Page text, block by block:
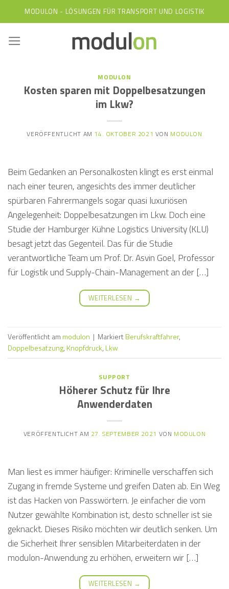
to
content
MODULON - LÖSUNGEN FÜR TRANSPORT UND LOGISTIK
MODULON
Kosten sparen mit Doppelbesatzungen
im Lkw?
VERÖFFENTLICHT AM 14. OKTOBER 2021 VON MODULON
Beim Gedanken an Personalkosten klingt es erst einmal
nach einer teuren, angesichts des immer deutlicher
spürbaren Fahrermangels sogar quasi luxuriösen
Angelegenheit: Doppelbesatzungen im Lkw. Doch eine
Studie der Hamburger Kühne Logistics University (KLU)
besagt jetzt das Gegenteil. Das für die Studie
verantwortliche Team um Prof. Dr. Asvin Goel, Professor
für Logistik und Supply-Chain-Management an der […]
WEITERLESEN →
Veröffentlicht am modulon | MarkiertBerufskraftfahrer,
Doppelbesatzung, Knopfdruck, Lkw
SUPPORT
Höherer Schutz für Ihre
Anwenderdaten
VERÖFFENTLICHT AM 27. SEPTEMBER 2021 VON MODULON
Man liest es immer häufiger: Kriminelle verschaffen sich
Zugang in fremde Systeme und greifen Daten ab. Ein Weg
ist das Hacken von Passwörtern. Je einfacher die vom
Nutzer gewählte Kombination ist, desto schneller ist sie
geknackt. Dieses Risiko möchten wir deutlich senken. Um
die Sicherheit Ihrer sensiblen Mitarbeiterdaten in der
modulon-Anwendung zu erhöhen, erweitern wir […]
WEITERLESEN →